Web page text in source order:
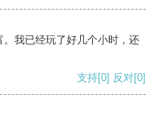
我已经玩了好几个小时，还
支持[0] 反对[0]